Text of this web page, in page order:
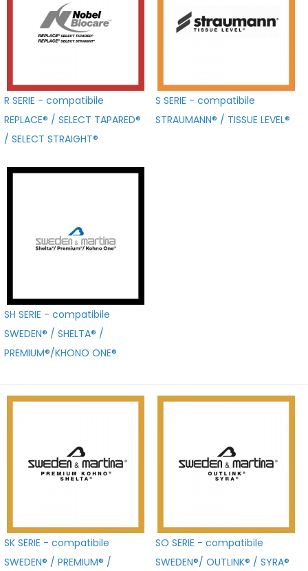
R SERIE - compatibile
REPLACE® / SELECT TAPARED®
/ SELECT STRAIGHT®
S SERIE - compatibile
STRAUMANN® / TISSUE LEVEL®
SH SERIE - compatibile
SWEDEN® / SHELTA® /
PREMIUM®/KHONO ONE®
SK SERIE - compatibile
SWEDEN® / PREMIUM® /
SO SERIE - compatibile
SWEDEN®/ OUTLINK® / SYRA®